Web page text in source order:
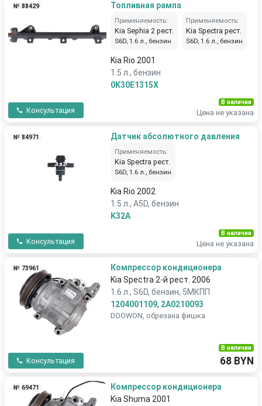
№ 88429 Топливная рампа
Применяемость:
Kia Sephia 2 рест.
S6D, 1.6 л., бензин
Применяемость:
Kia Spectra рест.
S6D, 1.6 л., бензин
Kia Rio 2001
1.5 л., бензин
0K30E1315X
Консультация
В наличии
Цена не указана
№ 84971 Датчик абсолютного давления
Применяемость:
Kia Spectra рест.
S6D, 1.6 л., бензин
Kia Rio 2002
1.5 л., A5D, бензин
K32A
Консультация
В наличии
Цена не указана
№ 73961
Компрессор кондиционера
Kia Spectra 2-й рест. 2006
1.6 л., S6D, бензин, 5МКПП
1204001109, 2A0210093
DOOWON, обрезана фишка
Консультация
В наличии
68 BYN
№ 69471
Компрессор кондиционера
Kia Shuma 2001